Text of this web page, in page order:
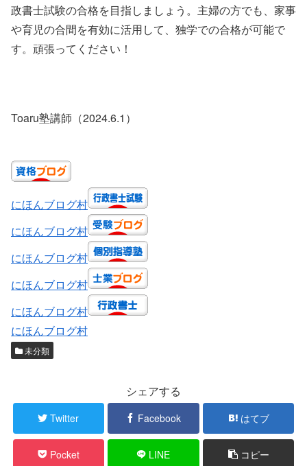
政書士試験の合格を目指しましょう。主婦の方でも、家事
や育児の合間を有効に活用して、独学での合格が可能で
す。頑張ってください！
Toaru塾講師（2024.6.1）
にほんブログ村
にほんブログ村
にほんブログ村
にほんブログ村
にほんブログ村
にほんブログ村
未分類
シェアする
Twitter Facebook はてブ
Pocket LINE コピー